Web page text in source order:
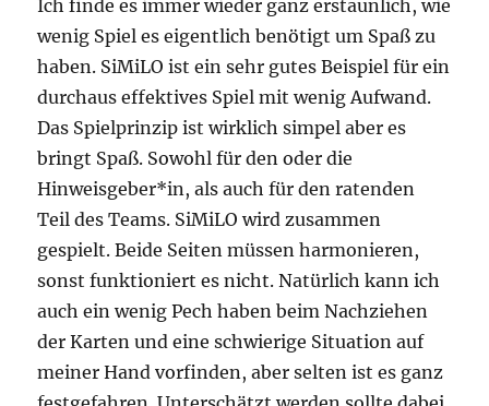
Ich finde es immer wieder ganz erstaunlich, wie
wenig Spiel es eigentlich benötigt um Spaß zu
haben. SiMiLO ist ein sehr gutes Beispiel für ein
durchaus effektives Spiel mit wenig Aufwand.
Das Spielprinzip ist wirklich simpel aber es
bringt Spaß. Sowohl für den oder die
Hinweisgeber*in, als auch für den ratenden
Teil des Teams. SiMiLO wird zusammen
gespielt. Beide Seiten müssen harmonieren,
sonst funktioniert es nicht. Natürlich kann ich
auch ein wenig Pech haben beim Nachziehen
der Karten und eine schwierige Situation auf
meiner Hand vorfinden, aber selten ist es ganz